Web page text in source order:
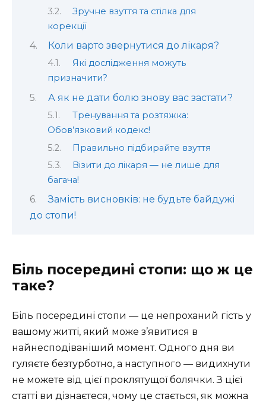
Зручне взуття та стілка для
корекції
Коли варто звернутися до лікаря?
Які дослідження можуть
призначити?
А як не дати болю знову вас застати?
Тренування та розтяжка:
Обов’язковий кодекс!
Правильно підбирайте взуття
Візити до лікаря — не лише для
багача!
Замість висновків: не будьте байдужі
до стопи!
Біль посередині стопи: що ж це
таке?
Біль посередині стопи — це непроханий гість у
вашому житті, який може з’явитися в
найнесподіваніший момент. Одного дня ви
гуляєте безтурботно, а наступного — видихнути
не можете від цієї проклятущої болячки. З цієї
статті ви дізнаєтеся, чому це стається, як можна